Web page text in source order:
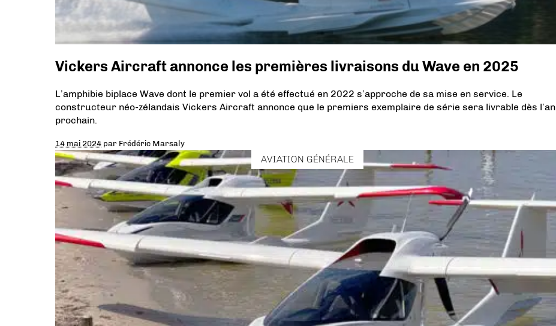
Vickers Aircraft annonce les premières livraisons du Wave en 2025
L’amphibie biplace Wave dont le premier vol a été effectué en 2022 s’approche de sa mise en service. Le
constructeur néo-zélandais Vickers Aircraft annonce que le premiers exemplaire de série sera livrable dès l’an
prochain.
14 mai 2024 par Frédéric Marsaly
AVIATION GÉNÉRALE